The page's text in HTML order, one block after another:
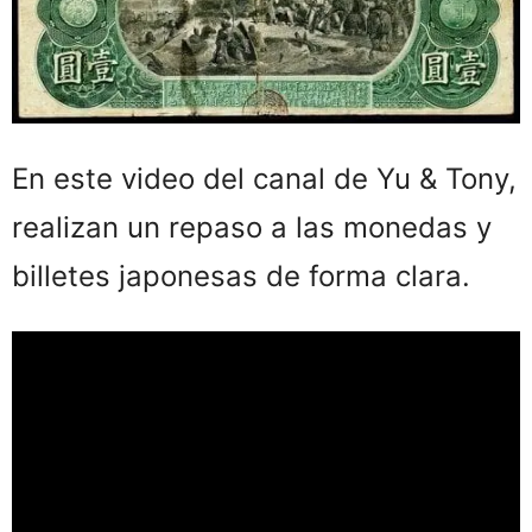
En este video del canal de Yu & Tony,
realizan un repaso a las monedas y
billetes japonesas de forma clara.